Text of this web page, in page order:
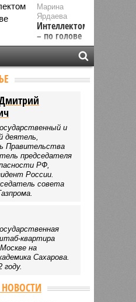
Марина
Ярдаева
Интеллектом
– по голове
и
деятель,
Правительства
председателя
РФ,
России.
совета
квартира
на
Сахарова.
году.